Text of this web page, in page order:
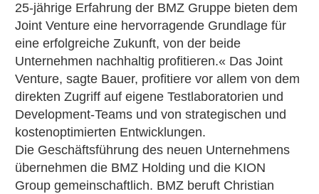
25-jährige Erfahrung der BMZ Gruppe bieten dem
Joint Venture eine hervorragende Grundlage für
eine erfolgreiche Zukunft, von der beide
Unternehmen nachhaltig profitieren.« Das Joint
Venture, sagte Bauer, profitiere vor allem von dem
direkten Zugriff auf eigene Testlaboratorien und
Development-Teams und von strategischen und
kostenoptimierten Entwicklungen.
Die Geschäftsführung des neuen Unternehmens
übernehmen die BMZ Holding und die KION
Group gemeinschaftlich. BMZ beruft Christian